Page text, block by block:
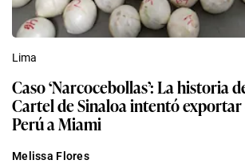
Lima
Caso ‘Narcocebollas’: La historia
Cartel de Sinaloa intentó
Perú a Miami
Melissa Flores